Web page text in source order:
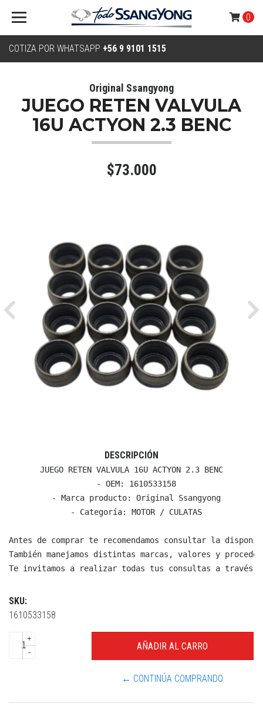
COTIZA POR WHATSAPP +56 9 9101 1515
0
Original Ssangyong
JUEGO RETEN VALVULA
16U ACTYON 2.3 BENC
$73.000
Previous
DESCRIPCIÓN
JUEGO RETEN VALVULA 16U ACTYON 2.3 BENC
  - OEM: 1610533158
  - Marca producto: Original Ssangyong
  - Categoría: MOTOR / CULATAS
Antes de comprar te recomendamos consultar la
También manejamos distintas marcas, valores y
Te invitamos a realizar todas tus consultas a través
SKU:
1610533158
+
-
← CONTINÚA COMPRANDO